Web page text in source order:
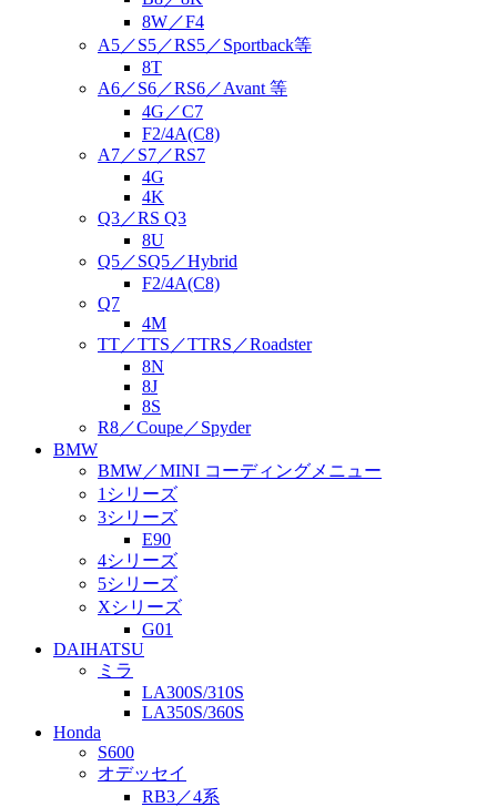
8W／F4
A5／S5／RS5／Sportback等
8T
A6／S6／RS6／Avant 等
4G／C7
F2/4A(C8)
A7／S7／RS7
4G
4K
Q3／RS Q3
8U
Q5／SQ5／Hybrid
F2/4A(C8)
Q7
4M
TT／TTS／TTRS／Roadster
8N
8J
8S
R8／Coupe／Spyder
BMW
BMW／MINI コーディングメニュー
1シリーズ
3シリーズ
E90
4シリーズ
5シリーズ
Xシリーズ
G01
DAIHATSU
ミラ
LA300S/310S
LA350S/360S
Honda
S600
オデッセイ
RB3／4系